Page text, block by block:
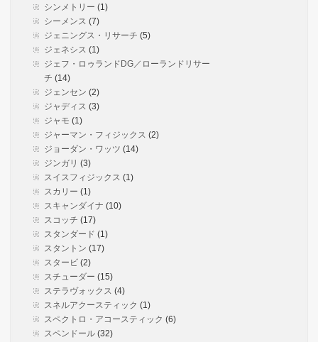
シンメトリー (1)
シーメンス (7)
ジェニングス・リサーチ (5)
ジェネシス (1)
ジェフ・ロゥランドDG／ローランドリサー
チ (14)
ジェンセン (2)
ジャディス (3)
ジャモ (1)
ジャーマン・フィジックス (2)
ジョーダン・ワッツ (14)
ジンガリ (3)
スイスフィジックス (1)
スカリー (1)
スキャンダイナ (10)
スコッチ (17)
スタンダード (1)
スタントン (17)
スタービ (2)
スチューダー (15)
ステラヴォックス (4)
スネルアクースティック (1)
スペクトロ・アコースティック (6)
スペンドール (32)